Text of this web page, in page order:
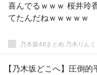
喜んでるｗｗｗ 桜井玲
てたんだねｗｗｗｗｗ
乃木坂46まとめ 乃木りんく
【乃木坂どこへ】圧倒